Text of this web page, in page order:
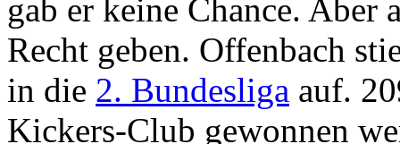
gab er keine Chance.
Recht geben. Offenbach
in die 2. Bundesliga auf.
Kickers-Club gewonnen